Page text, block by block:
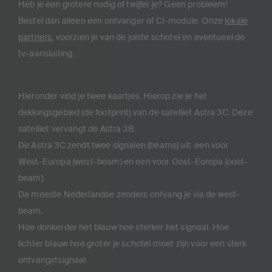
Heb je een grotere nodig of twijfel je? Geen probleem!
Bestel dan alleen een ontvanger of CI-module. Onze lokale
partners. voorzien je van de juiste schotel en eventueel de
tv-aansluiting.
Hieronder vind je twee kaartjes. Hierop zie je het
dekkingsgebied (de footprint) van de satelliet Astra 3C. Deze
satelliet vervangt de Astra 3B.
De Astra 3C zendt twee signalen (beams) uit: een voor
West-Europa (west-beam) en een voor Oost-Europa (oost-
beam).
De meeste Nederlandse zenders ontvang je via de west-
beam.
Hoe donkerder het blauw hoe sterker het signaal. Hoe
lichter blauw hoe groter je schotel moet zijn voor een sterk
ontvangstsignaal.